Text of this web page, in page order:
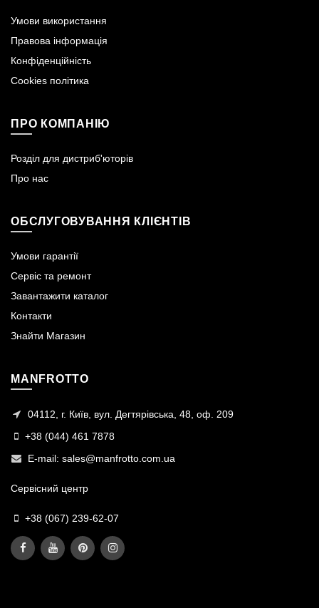
Умови використання
Правова інформація
Конфіденційність
Cookies політика
ПРО КОМПАНІЮ
Розділ для дистриб'юторів
Про нас
ОБСЛУГОВУВАННЯ КЛІЄНТІВ
Умови гарантії
Сервіс та ремонт
Завантажити каталог
Контакти
Знайти Магазин
MANFROTTO
04112, г. Київ, вул. Дегтярівська, 48, оф. 209
+38 (044) 461 7878
E-mail: sales@manfrotto.com.ua
Сервісний центр
+38 (067) 239-62-07